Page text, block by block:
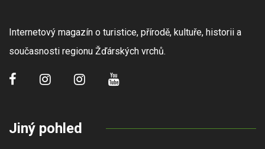
Internetový magazín o turistice, přírodě, kultuře, historii a
současnosti regionu Žďárských vrchů.
Jiný pohled